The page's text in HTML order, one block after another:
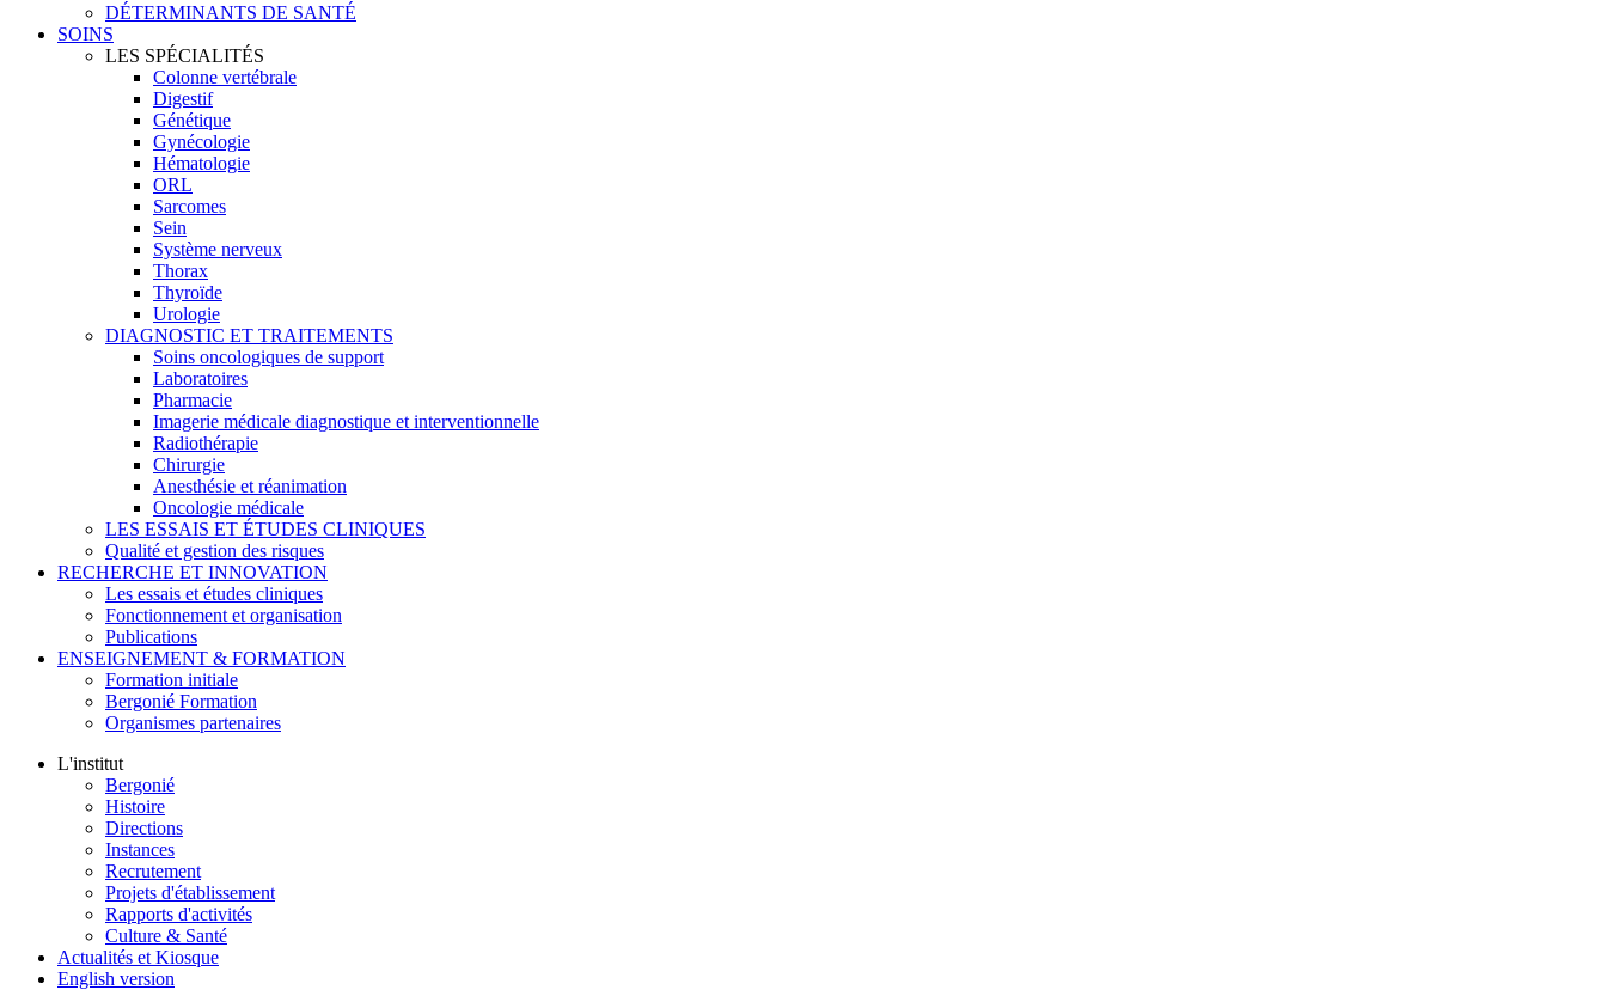
DÉTERMINANTS DE SANTÉ
SOINS
LES SPÉCIALITÉS
Colonne vertébrale
Digestif
Génétique
Gynécologie
Hématologie
ORL
Sarcomes
Sein
Système nerveux
Thorax
Thyroïde
Urologie
DIAGNOSTIC ET TRAITEMENTS
Soins oncologiques de support
Laboratoires
Pharmacie
Imagerie médicale diagnostique et interventionnelle
Radiothérapie
Chirurgie
Anesthésie et réanimation
Oncologie médicale
LES ESSAIS ET ÉTUDES CLINIQUES
Qualité et gestion des risques
RECHERCHE ET INNOVATION
Les essais et études cliniques
Fonctionnement et organisation
Publications
ENSEIGNEMENT & FORMATION
Formation initiale
Bergonié Formation
Organismes partenaires
L'institut
Bergonié
Histoire
Directions
Instances
Recrutement
Projets d'établissement
Rapports d'activités
Culture & Santé
Actualités et Kiosque
English version